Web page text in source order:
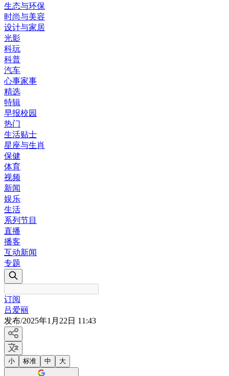
生态与环保
时尚与美容
设计与家居
光影
科玩
科普
汽车
心事家事
精选
特辑
早报校园
热门
生活贴士
星座与生肖
保健
体育
视频
新闻
娱乐
生活
系列节目
直播
播客
互动新闻
专题
订阅
吕爱丽
发布/2025年1月22日 11:43
小 标准 中 大